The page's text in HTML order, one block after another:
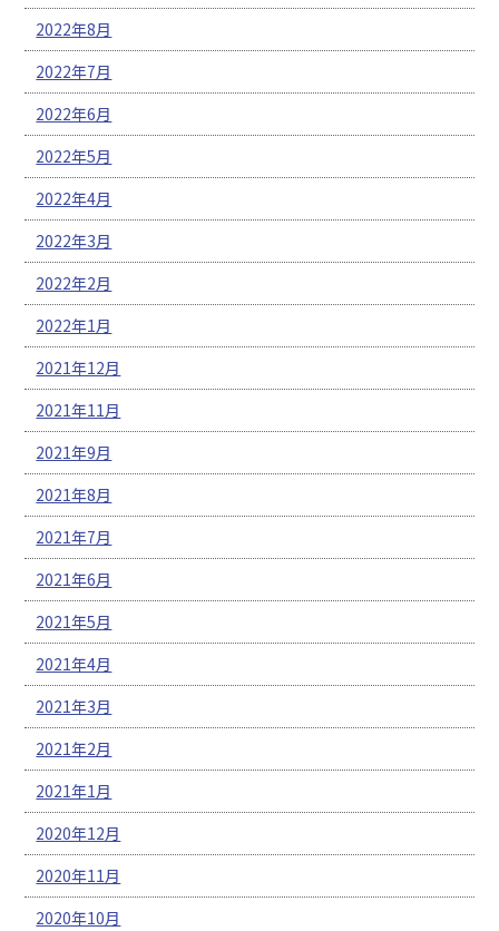
2022年8月
2022年7月
2022年6月
2022年5月
2022年4月
2022年3月
2022年2月
2022年1月
2021年12月
2021年11月
2021年9月
2021年8月
2021年7月
2021年6月
2021年5月
2021年4月
2021年3月
2021年2月
2021年1月
2020年12月
2020年11月
2020年10月